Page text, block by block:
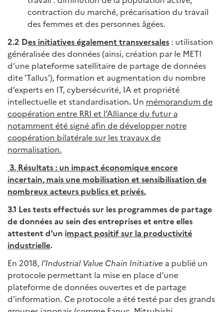
contraction du marché, précarisation du travail
des femmes et des personnes âgées.
2.2 Des initiatives également transversales : utilisation
généralisée des données (ainsi, création par le METI
d’une plateforme satellitaire de partage de données
dite ‘Tallus’), formation et augmentation du nombre
d’experts en IT, cybersécurité, IA et propriété
intellectuelle et standardisation. Un mémorandum de
coopération entre RRI et l’Alliance du futur a
notamment été signé afin de développer notre
coopération bilatérale sur les travaux de
normalisation.
3. Résultats : un impact économique encore
incertain, mais une mobilisation et sensibilisation de
nombreux acteurs publics et privés.
3.1 Les tests effectués sur les programmes de partage
de données au sein des entreprises et entre elles
attestent d'un impact positif sur la productivité
industrielle.
En 2018,l’Industrial Value Chain Initiative a publié un
protocole permettant la mise en place d’une
plateforme de données ouvertes et de partage
d’information. Ce protocole a été testé par des grands